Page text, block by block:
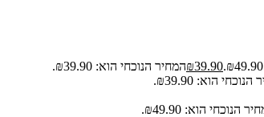
₪39.90
המחיר הנוכחי הוא: ₪39.90.
הוא: ₪39.90.
הנוכחי הוא: ₪49.90.